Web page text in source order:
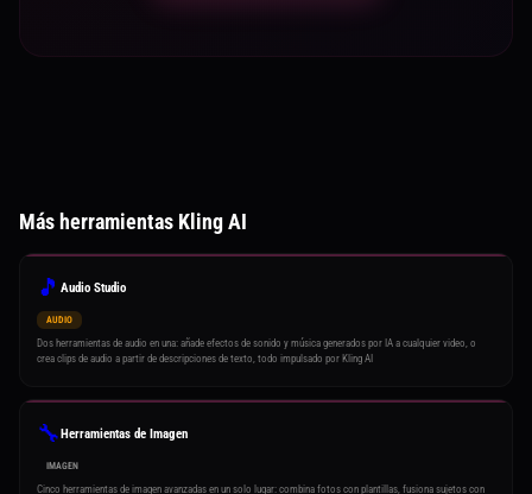
Más herramientas Kling AI
🎵 Audio Studio
AUDIO
Dos herramientas de audio en una: añade efectos de sonido y música generados por IA a cualquier video, o
crea clips de audio a partir de descripciones de texto, todo impulsado por Kling AI
🔧Herramientas de Imagen
IMAGEN
Cinco herramientas de imagen avanzadas en un solo lugar: combina fotos con plantillas, fusiona sujetos con